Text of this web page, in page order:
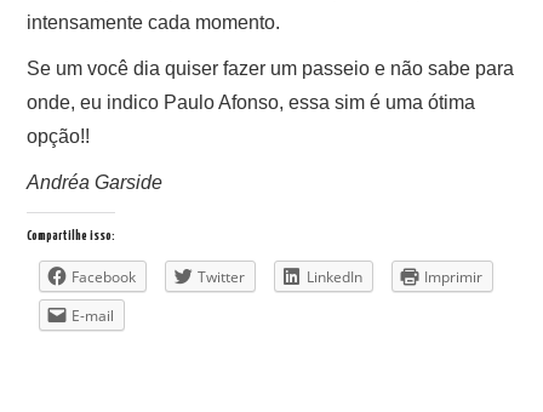
intensamente cada momento.
Se um você dia quiser fazer um passeio e não sabe para
onde, eu indico Paulo Afonso, essa sim é uma ótima
opção!!
Andréa Garside
Compartilhe isso:
Facebook Twitter LinkedIn
Imprimir
E-mail